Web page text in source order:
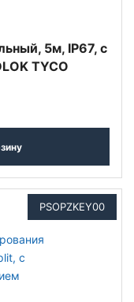
5м, IP67, с
TYCO
PSOPZKEY00